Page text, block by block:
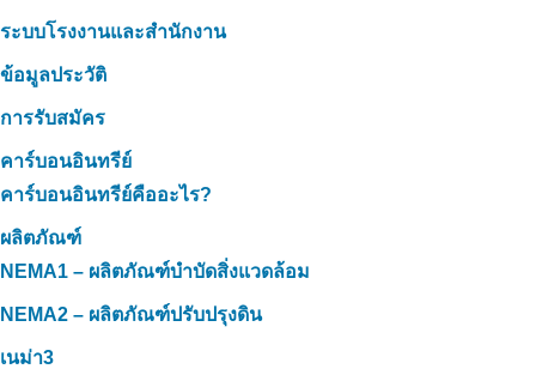
ระบบโรงงานและสำนักงาน
ข้อมูลประวัติ
การรับสมัคร
คาร์บอนอินทรีย์
คาร์บอนอินทรีย์คืออะไร?
ผลิตภัณฑ์
NEMA1 – ผลิตภัณฑ์บำบัดสิ่งแวดล้อม
NEMA2 – ผลิตภัณฑ์ปรับปรุงดิน
เนม่า3